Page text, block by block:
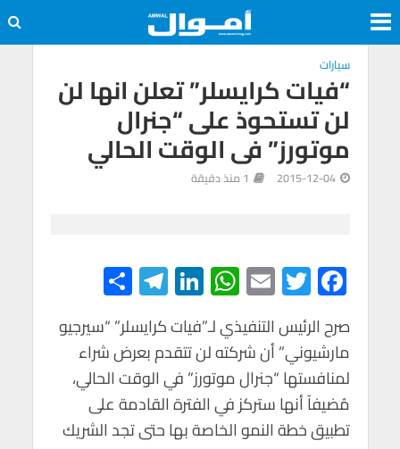
سيارات
“فيات كرايسلر” تعلن انها لن
لن تستحوذ على “جنرال
موتورز” فى الوقت الحالي
2015-12-04 1 منذ دقيقة
F
ac
e
b
o
o
T
wi
tt
er
E
m
ail
W
h
at
s
A
p
Li
n
ke
dI
n
Te
le
gr
a
m
h
ar
e
صرح الرئيس التنفيذي لـ”فيات كرايسلر” “سيرجيو
مارشيوني” أن شركته لن تتقدم بعرض شراء
لمنافستها “جنرال موتورز” في الوقت الحالي،
مُضيفاً أنها ستركز في الفترة القادمة على
تطبيق خطة النمو الخاصة بها حتى تجد الشريك